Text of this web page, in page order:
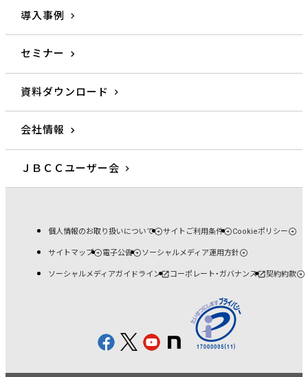
導入事例
セミナー
資料ダウンロード
会社情報
ＪＢＣＣユーザー会
個人情報のお取り扱いについて サイトご利用条件 Cookieポリシー
サイトマップ 電子公告 ソーシャルメディア運用方針
ソーシャルメディアガイドライン コーポレート・ガバナンス 契約約款